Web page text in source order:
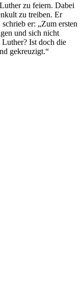
zu feiern. Dabei
zu treiben. Er
er: „Zum ersten
und sich nicht
Luther? Ist doch die
gekreuzigt.“